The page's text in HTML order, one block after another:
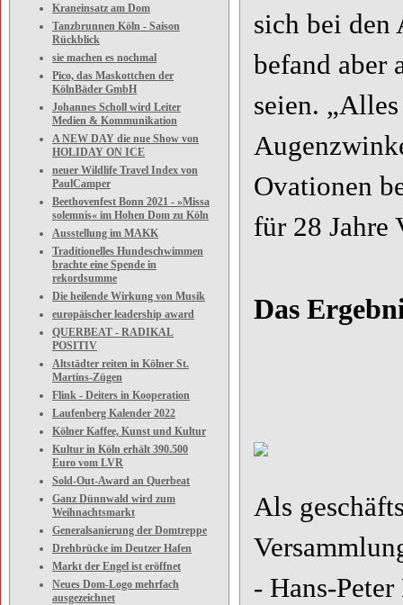
Kraneinsatz am Dom
Tanzbrunnen Köln - Saison
Rückblick
sie machen es nochmal
Pico, das Maskottchen der
KölnBäder GmbH
Johannes Scholl wird Leiter
Medien & Kommunikation
A NEW DAY die nue Show von
HOLIDAY ON ICE
neuer Wildlife Travel Index von
PaulCamper
Beethovenfest Bonn 2021 - »Missa
solemnis« im Hohen Dom zu Köln
Ausstellung im MAKK
Traditionelles Hundeschwimmen
brachte eine Spende in
rekordsumme
Die heilende Wirkung von Musik
europäischer leadership award
QUERBEAT - RADIKAL
POSITIV
Altstädter reiten in Kölner St.
Martins-Zügen
Flink - Deiters in Kooperation
Laufenberg Kalender 2022
Kölner Kaffee, Kunst und Kultur
Kultur in Köln erhält 390.500
Euro vom LVR
Sold-Out-Award an Querbeat
Ganz Dünnwald wird zum
Weihnachtsmarkt
Generalsanierung der Domtreppe
Drehbrücke im Deutzer Hafen
Markt der Engel ist eröffnet
Neues Dom-Logo mehrfach
ausgezeichnet
sich bei den
befand aber
seien.
Ovationen
für 28 Jahre
Das
Als
- Hans-